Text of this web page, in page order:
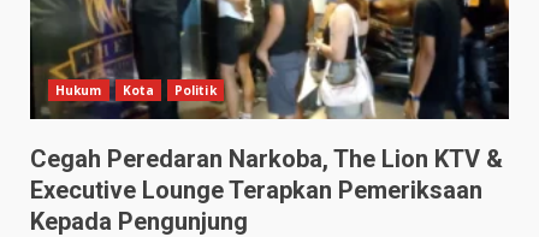
Hukum Kota Politik
Cegah Peredaran Narkoba, The Lion KTV &
Executive Lounge Terapkan Pemeriksaan
Kepada Pengunjung